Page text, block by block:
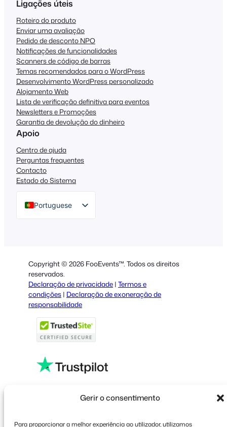
Gerir o consentimento
Para proporcionar a melhor experiência ao utilizador, utilizamos
Ligações úteis
Roteiro do produto
Enviar uma avaliação
Pedido de desconto NPO
Notificações de funcionalidades
Scanners de código de barras
Temas recomendados para o WordPress
Desenvolvimento WordPress personalizado
Alojamento Web
Lista de verificação definitiva para eventos
Newsletters e Promoções
Garantia de devolução do dinheiro
Apoio
Centro de ajuda
Perguntas frequentes
Contacto
Estado do Sistema
Portuguese
Spanish
Italian
French
Polish
Greek
Copyright © 2026 FooEvents™. Todos os direitos
reservados.
Declaração de privacidade | Termos e
condições | Declaração de exoneração de
responsabilidade